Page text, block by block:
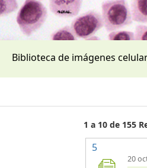
Biblioteca de imágenes
1 a 10 de 155
5
20